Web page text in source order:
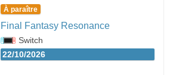
À paraître
Final Fantasy Resonance
Switch
22/10/2026